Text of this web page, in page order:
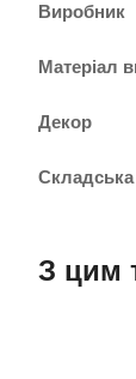
Виробник
Матеріал
Декор
З цим